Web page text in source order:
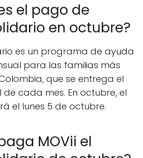
el pago de
en octubre?
es un programa de ayuda
para las familias más
que se entrega el
cada mes. En octubre, el
el lunes 5 de octubre.
MOVii el